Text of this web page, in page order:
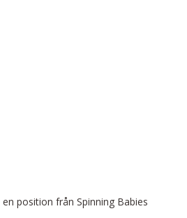
position från Spinning Babies